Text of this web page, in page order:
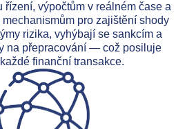
řízení, výpočtům v reálném čase a
pro zajištění shody
rizika, vyhýbají se sankcím a
na přepracování — což posiluje
finanční transakce.